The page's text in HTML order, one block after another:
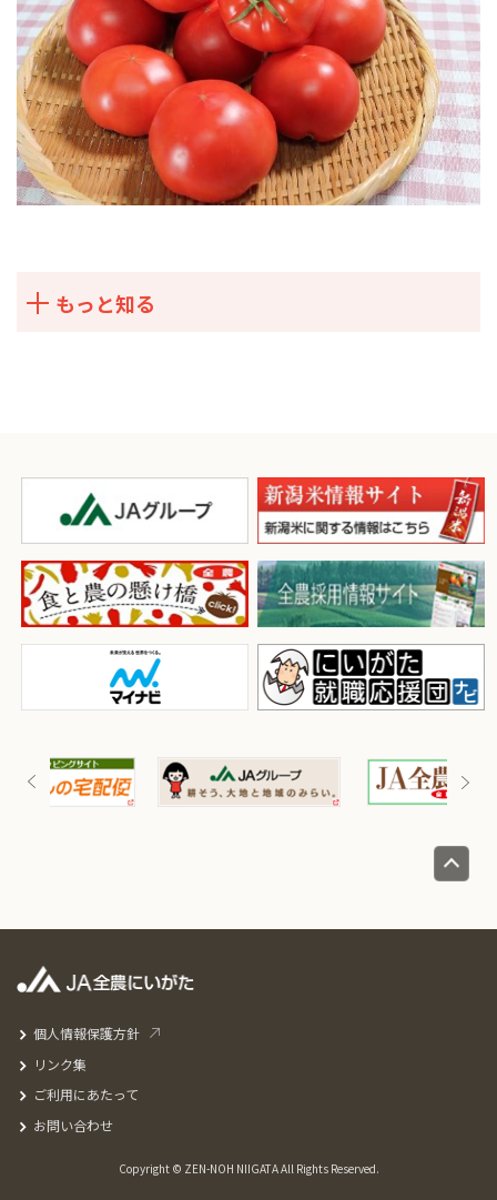
もっと知る
Copyright © ZEN-NOH NIIGATA All Rights Reserved.
個人情報保護方針
リンク集
ご利用にあたって
お問い合わせ